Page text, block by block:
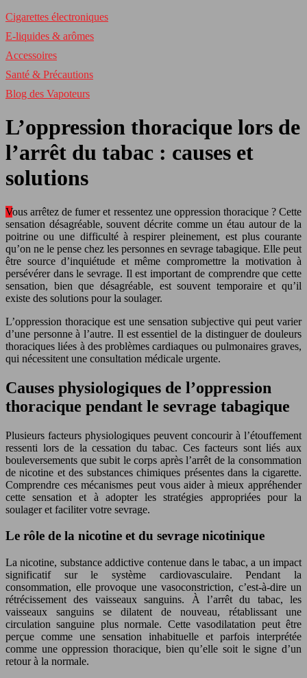
Cigarettes électroniques
E-liquides & arômes
Accessoires
Santé & Précautions
Blog des Vapoteurs
L’oppression thoracique lors de
l’arrêt du tabac : causes et
solutions
Vous arrêtez de fumer et ressentez une oppression thoracique ? Cette
sensation désagréable, souvent décrite comme un étau autour de la
poitrine ou une difficulté à respirer pleinement, est plus courante
qu’on ne le pense chez les personnes en sevrage tabagique. Elle peut
être source d’inquiétude et même compromettre la motivation à
persévérer dans le sevrage. Il est important de comprendre que cette
sensation, bien que désagréable, est souvent temporaire et qu’il
existe des solutions pour la soulager.
L’oppression thoracique est une sensation subjective qui peut varier
d’une personne à l’autre. Il est essentiel de la distinguer de douleurs
thoraciques liées à des problèmes cardiaques ou pulmonaires graves,
qui nécessitent une consultation médicale urgente.
Causes physiologiques de l’oppression
thoracique pendant le sevrage tabagique
Plusieurs facteurs physiologiques peuvent concourir à l’étouffement
ressenti lors de la cessation du tabac. Ces facteurs sont liés aux
bouleversements que subit le corps après l’arrêt de la consommation
de nicotine et des substances chimiques présentes dans la cigarette.
Comprendre ces mécanismes peut vous aider à mieux appréhender
cette sensation et à adopter les stratégies appropriées pour la
soulager et faciliter votre sevrage.
Le rôle de la nicotine et du sevrage nicotinique
La nicotine, substance addictive contenue dans le tabac, a un impact
significatif sur le système cardiovasculaire. Pendant la
consommation, elle provoque une vasoconstriction, c’est-à-dire un
rétrécissement des vaisseaux sanguins. À l’arrêt du tabac, les
vaisseaux sanguins se dilatent de nouveau, rétablissant une
circulation sanguine plus normale. Cette vasodilatation peut être
perçue comme une sensation inhabituelle et parfois interprétée
comme une oppression thoracique, bien qu’elle soit le signe d’un
retour à la normale.